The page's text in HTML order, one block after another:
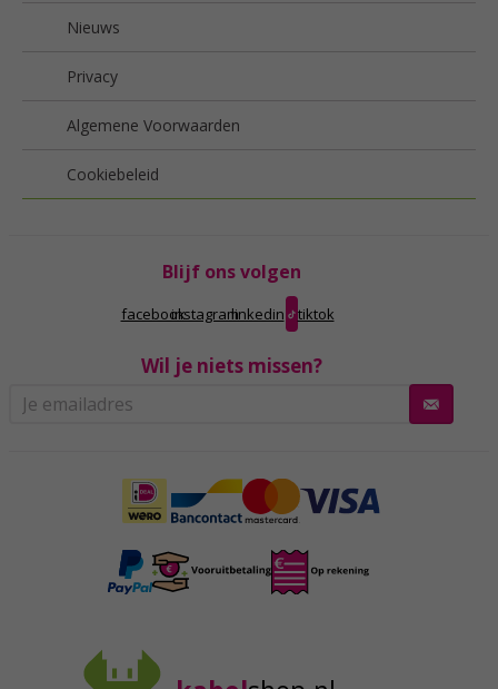
Nieuws
Privacy
Algemene Voorwaarden
Cookiebeleid
Blijf ons volgen
facebookinstagramlinkedin tiktok
Wil je niets missen?